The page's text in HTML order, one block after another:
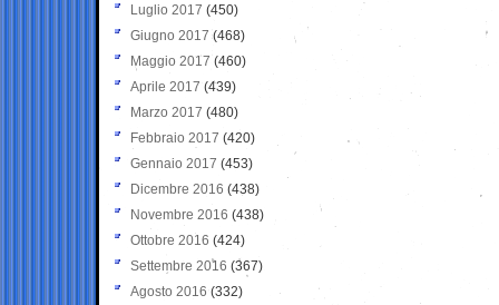
Luglio 2017 (450)
Giugno 2017 (468)
Maggio 2017 (460)
Aprile 2017 (439)
Marzo 2017 (480)
Febbraio 2017 (420)
Gennaio 2017 (453)
Dicembre 2016 (438)
Novembre 2016 (438)
Ottobre 2016 (424)
Settembre 2016 (367)
Agosto 2016 (332)